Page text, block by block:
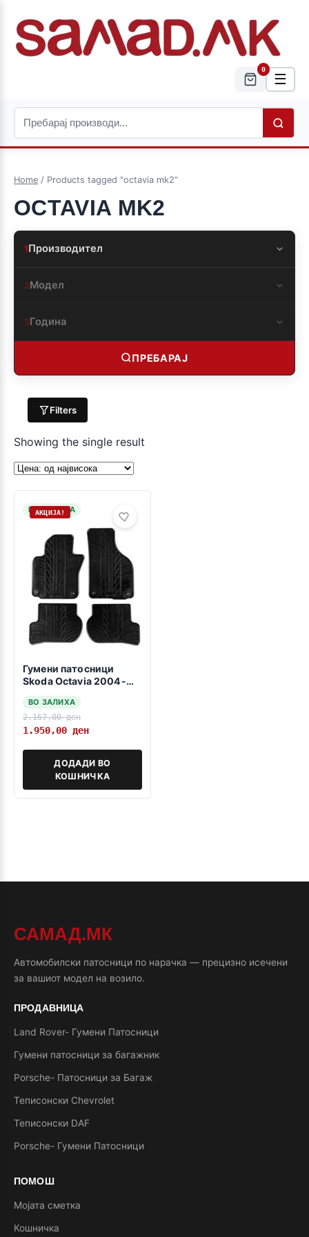
0
☰
Home / Products tagged “octavia mk2”
OCTAVIA MK2
1Производител
2Модел
3Година
ПРЕБАРАЈ
Filters
Showing the single result
НА ЗАЛИХА
АКЦИЈА!
Гумени патосници
Skoda Octavia 2004-
ВО ЗАЛИХА
2.167,00ден
1.950,00 ден
ДОДАДИ ВО
КОШНИЧКА
САМАД.МК
Автомобилски патосници по нарачка — прецизно исечени
за вашиот модел на возило.
ПРОДАВНИЦА
Land Rover- Гумени Патосници
Гумени патосници за багажник
Porsche- Патосници за Багаж
Теписонски Chevrolet
Теписонски DAF
Porsche- Гумени Патосници
ПОМОШ
Мојата сметка
Кошничка